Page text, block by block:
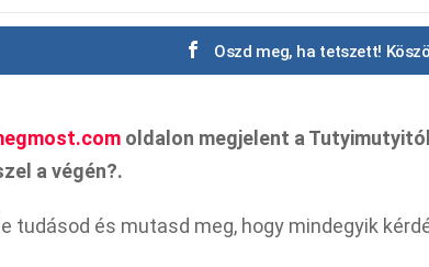
Oszd meg, ha tetszett!
oldalon megjelent a
a végén?.
tudásod és mutasd meg, hogy mindegyik